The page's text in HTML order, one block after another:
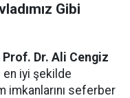
Gibi
Prof. Dr. Ali Cengiz
iyi şekilde
imkanlarını seferber